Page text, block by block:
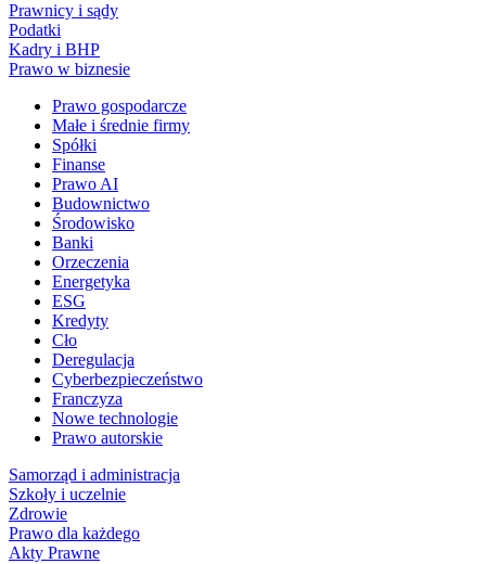
Prawnicy i sądy
Podatki
Kadry i BHP
Prawo w biznesie
Prawo gospodarcze
Małe i średnie firmy
Spółki
Finanse
Prawo AI
Budownictwo
Środowisko
Banki
Orzeczenia
Energetyka
ESG
Kredyty
Cło
Deregulacja
Cyberbezpieczeństwo
Franczyza
Nowe technologie
Prawo autorskie
Samorząd i administracja
Szkoły i uczelnie
Zdrowie
Prawo dla każdego
Akty Prawne